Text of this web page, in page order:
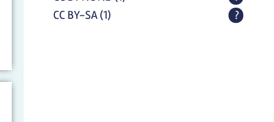
CC BY-SA (1) CC BY-SA Filter anwenden ?